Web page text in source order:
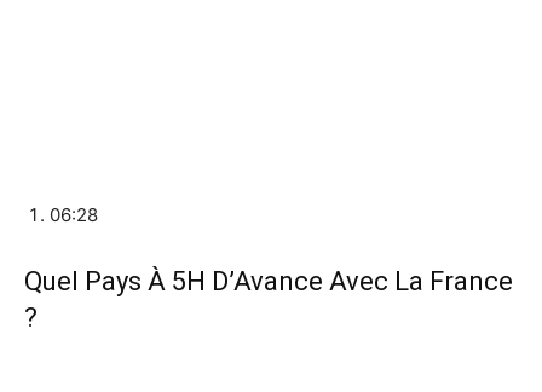
06:28
Quel Pays À 5H D’Avance Avec La France
?